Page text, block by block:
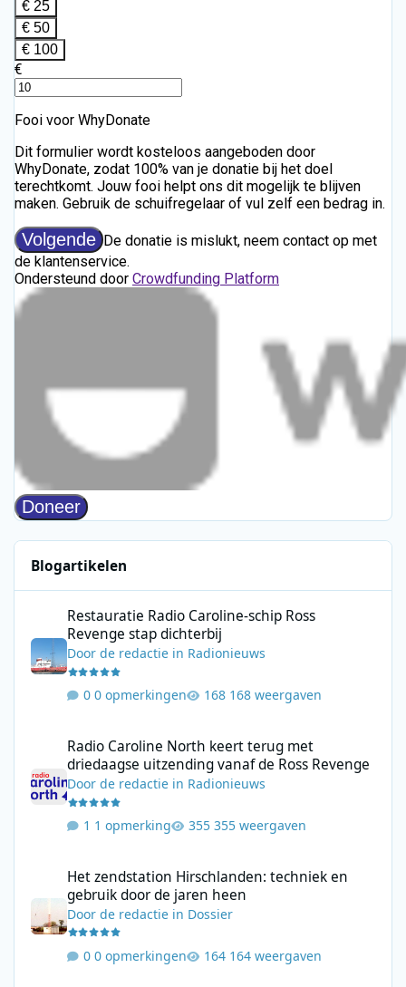
Blogartikelen
Restauratie Radio Caroline-schip Ross
Revenge stap dichterbij
Doorde redactie in Radionieuws
0 opmerkingen 168 weergaven
Radio Caroline North keert terug met
driedaagse uitzending vanaf de Ross Revenge
Doorde redactie in Radionieuws
1 opmerking 355 weergaven
Het zendstation Hirschlanden: techniek en
gebruik door de jaren heen
Doorde redactie in Dossier
0 opmerkingen 164 weergaven